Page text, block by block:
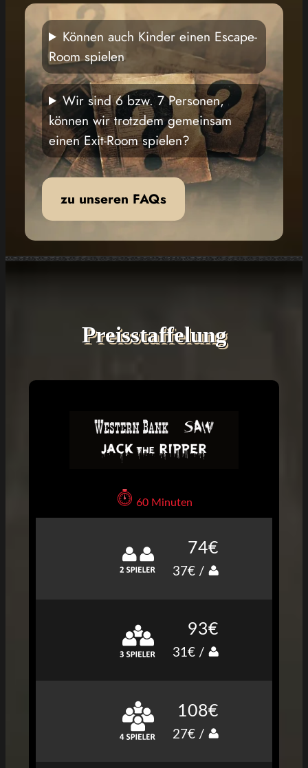
Können auch Kinder einen Escape-
Room spielen
Wir sind 6 bzw. 7 Personen,
können wir trotzdem gemeinsam
einen Exit-Room spielen?
zu unseren FAQs
Preisstaffelung
60 Minuten
74€
37€ /
93€
31€ /
108€
27€ /